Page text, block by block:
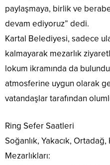
paylaşmaya, birlik ve
devam ediyoruz” dedi.
Kartal Belediyesi, sadece
kalmayarak mezarlık
lokum ikramında da
atmosferine uygun olarak
vatandaşlar tarafından
Ring Sefer Saatleri
Soğanlık, Yakacık,
Mezarlıkları: